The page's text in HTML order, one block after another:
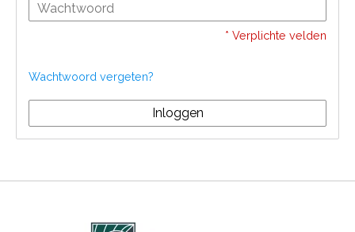
* Verplichte velden
Wachtwoord vergeten?
Inloggen